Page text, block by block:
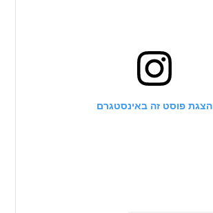
הצגת פוסט זה באינסטגרם